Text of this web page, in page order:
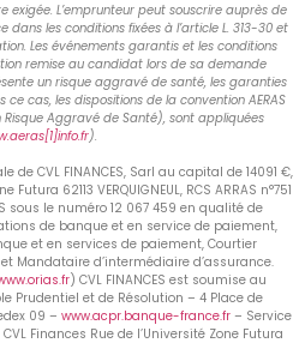
L’emprunteur peut souscrire auprès de
dans les conditions fixées à l’article L. 313-30 et
Les événements garantis et les conditions
remise au candidat lors de sa demande
un risque aggravé de santé, les garanties
cas, les dispositions de la convention AERAS
Risque Aggravé de Santé), sont appliquées
).
CVL FINANCES, Sarl au capital de 14091 €,
62113 VERQUIGNEUL, RCS ARRAS n°751
sous le numéro 12 067 459 en qualité de
de banque et en service de paiement,
et en services de paiement, Courtier
Mandataire d’intermédiaire d’assurance.
) CVL FINANCES est soumise au
Prudentiel et de Résolution – 4 Place de
09 – www.acpr.banque-france.fr – Service
Finances Rue de l’Université Zone Futura